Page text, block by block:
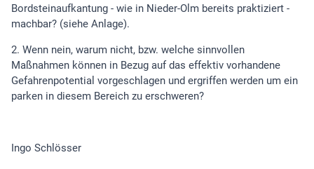
Bordsteinaufkantung - wie in Nieder-Olm bereits praktiziert -
machbar? (siehe Anlage).
2. Wenn nein, warum nicht, bzw. welche sinnvollen
Maßnahmen können in Bezug auf das effektiv vorhandene
Gefahrenpotential vorgeschlagen und ergriffen werden um ein
parken in diesem Bereich zu erschweren?
Ingo Schlösser